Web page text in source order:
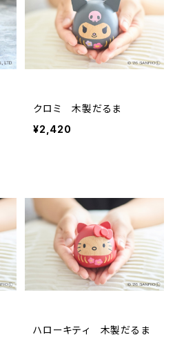
クロミ 木製だるま
¥2,420
ハローキティ 木製だるま